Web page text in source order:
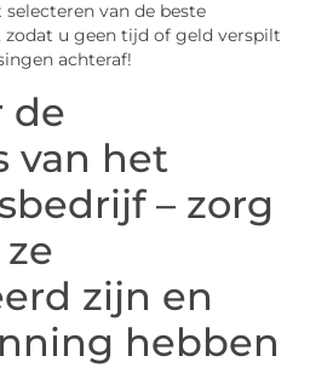
van de beste
zodat u geen tijd of geld verspilt
achteraf!
de
van het
– zorg
zijn en
hebben